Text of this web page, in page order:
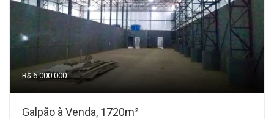
R$ 6.000.000
Galpão à Venda, 1720m²